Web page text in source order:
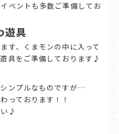
ベントも多数ご準備してお
遊具
す、くまモンの中に入って
具をご準備しております♪
ンプルなものですが…
っております！！
♪